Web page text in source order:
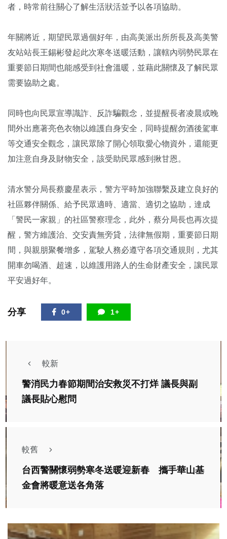
者，時常前往關心了解生活狀活並予以各項協助。
年關將近，期望民眾過個好年，由高美派出所所長及高美警
友站站長王錫彬發起此次寒冬送暖活動，讓轄內弱勢民眾在
重要節日期間也能感受到社會溫暖，並藉此關懷及了解民眾
需要協助之處。
同時也向民眾宣導識詐、反詐騙觀念，並提醒長者凌晨或晚
間外出應著亮色衣物以維護自身安全，同時提醒勿酒後駕車
等交通安全觀念，讓民眾除了開心領取愛心物資外，還能更
加注意自身及財物安全，該受助民眾感到揪甘恩。
清水警分局長蔡慶星表示，警方平時加強聯繫及建立良好的
社區夥伴關係、給予民眾適時、適當、適切之協助，達成
「警民一家親」的社區警察理念，此外，蔡分局長也再次提
醒，警方維護治、交安責無旁貸，法律無假期，重要節日期
間，與親朋聚餐增多，駕駛人務必遵守各項交通規則，尤其
開車勿喝酒、超速，以維護用路人的生命財產安全，讓民眾
平安過好年。
分享 0+ 1+
較新
警消民力春節期間治安救災不打烊 議長與副
議長貼心慰問
較舊
台西警關懷弱勢寒冬送暖迎新春 攜手華山基
金會將暖意送各角落